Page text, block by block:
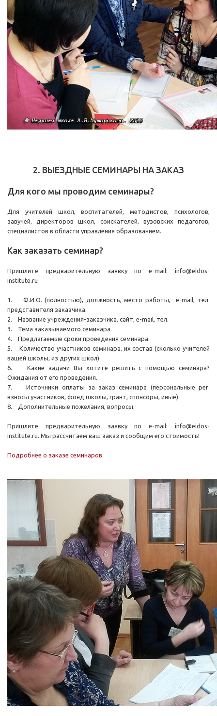
2. ВЫЕЗДНЫЕ СЕМИНАРЫ НА ЗАКАЗ
Для кого мы проводим семинары?
Для учителей школ, воспитателей, методистов, психологов,
завучей, директоров школ, соискателей, вузовских педагогов,
специалистов в области управления образованием.
Как заказать семинар?
Пришлите предварительную заявку по e-mail: info@eidos-
institute.ru
1. Ф.И.О. (полностью), должность, место работы, e-mail, тел.
представителя заказчика.
2. Название учреждения-заказчика, сайт, e-mail, тел.
3. Тема заказываемого семинара.
4. Предлагаемые сроки проведения семинара.
5. Количество участников семинара, их состав (сколько учителей
вашей школы, из других школ).
6. Какие задачи Вы хотите решить с помощью семинара?
Ожидания от его проведения.
7. Источники оплаты за заказ семинара (персональные рег.
взносы участников, фонд школы, грант, спонсоры, иные).
8. Дополнительные пожелания, вопросы.
Пришлите предварительную заявку по e-mail: info@eidos-
institute.ru. Мы рассчитаем ваш заказ и сообщим его стоимость!
Подробнее о заказе семинаров.